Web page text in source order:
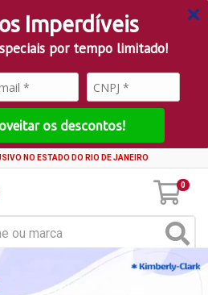
Imperdíveis
por tempo limitado!
os descontos!
NO ESTADO DO RIO DE JANEIRO
0